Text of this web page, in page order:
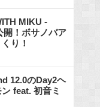
MIKU -
開！ボサノバア
り！
12.0のDay2ヘ
feat. 初音ミ